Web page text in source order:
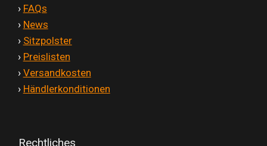
› FAQs
› News
› Sitzpolster
› Preislisten
› Versandkosten
› Händlerkonditionen
Rechtliches